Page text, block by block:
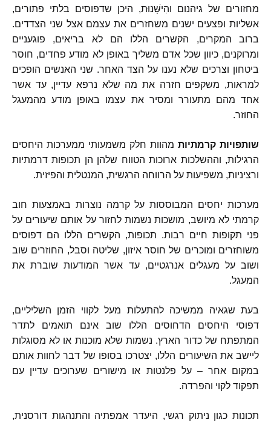
מחזורים של גיהנום והִישָּׁנוּת, היכן שדפוסים בלתי פתורים,
אשליות ופצעים ישנים משחזרים את עצמם אצל שני הצדדים.
ברוב המקרים, הקשרים הללו הם לא בריאים, פוגעניים
ומרוקנים,כיוון שכל אדם משליך באופן לא מודע פחדים, חוסר
ביטחון וצרכים שלא נענו על הצד האחר. שני האנשים הופכים
למראות, משקפים חזרה את מה שלא נרפא עדיין,עד אשר
אחד מהם מתעורר ומסיר את עצמו באופן מודע מהמעגל
החוזר.
שותפויות קרמתיות מהוות חלק משמעותי ממערכות היחסים
הרגילות, וההשלכות ארוכות הטווח שלהן הן תכופות דרמתיות
ורציניות, משפיעות על הרווחה הרגשית, המנטלית והפיזית.
מערכות יחסים המבוססות על קרמה נוצרות באמצעות חוב
קרמתי לא מיושב, מושכות נשמות לחזור על אותם שיעורים על
פני תקופות חיים רבות. תכופות, הקשרים הללו הם דפוסים
משוחזרים ומוכרים של חוסר איזון, שליטה וסבל, החוזרים שוב
ושוב על מעגלים אנרגטיים,עד אשר המודעות שוברת את
המעגל.
בעת שגאיה ממשיכה להתעלות מעל לקווי הזמן השליליים,
דפוסי היחסים הדחוסים הללו שוב אינם תואמים לתדר
המתפתח של כדור הארץ. נשמות שלא מוכנות או לא מסוגלות
ליישב את השיעורים הללו, יצטרכו בסופו של דבר לחוות אותם
במקום אחר –על פלנטות או מישורים שערוכים עדיין עם
תפקוד לקוי והפרדה.
תכונות כגון ניתוק רגשי, היעדר אמפתיה והתנהגות דורסנית,